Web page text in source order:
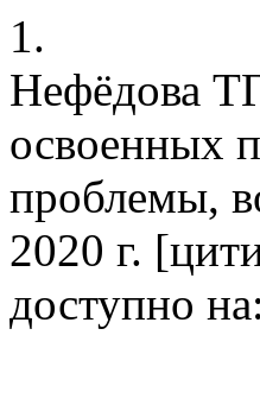
1.
Нефёдова
освоенных
проблемы,
2020 г.
доступно